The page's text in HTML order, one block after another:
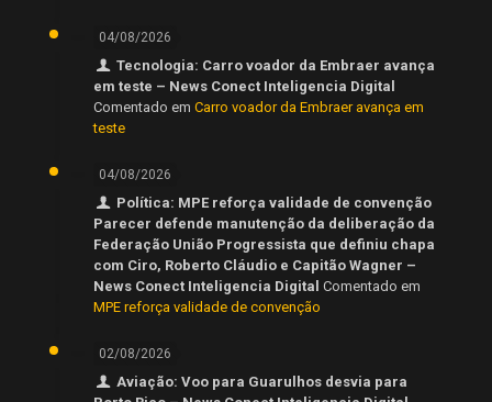
04/08/2026
Tecnologia: Carro voador da Embraer avança
em teste – News Conect Inteligencia Digital
Comentado em Carro voador da Embraer avança em
teste
04/08/2026
Política: MPE reforça validade de convenção
Parecer defende manutenção da deliberação da
Federação União Progressista que definiu chapa
com Ciro, Roberto Cláudio e Capitão Wagner –
News Conect Inteligencia Digital Comentado em
MPE reforça validade de convenção
02/08/2026
Aviação: Voo para Guarulhos desvia para